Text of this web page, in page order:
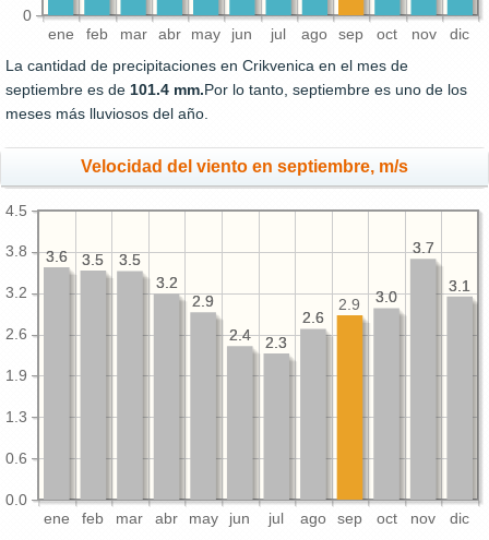
ene feb mar abr may jun jul ago sep oct nov dic
0
La cantidad de precipitaciones en Crikvenica en el mes de
septiembre es de 101.4 mm.Por lo tanto, septiembre es uno de los
meses más lluviosos del año.
Velocidad del viento en septiembre, m/s
ene feb mar abr may jun jul ago sep oct nov dic
0.0
0.6
1.3
1.9
2.6
3.2
3.8
4.5
3.1
3.7
3.0
2.6
2.3
2.4
2.9
3.2
3.5
3.5
3.6
3.1
3.7
3.0
2.9
2.6
2.3
2.4
2.9
3.2
3.5
3.5
3.6